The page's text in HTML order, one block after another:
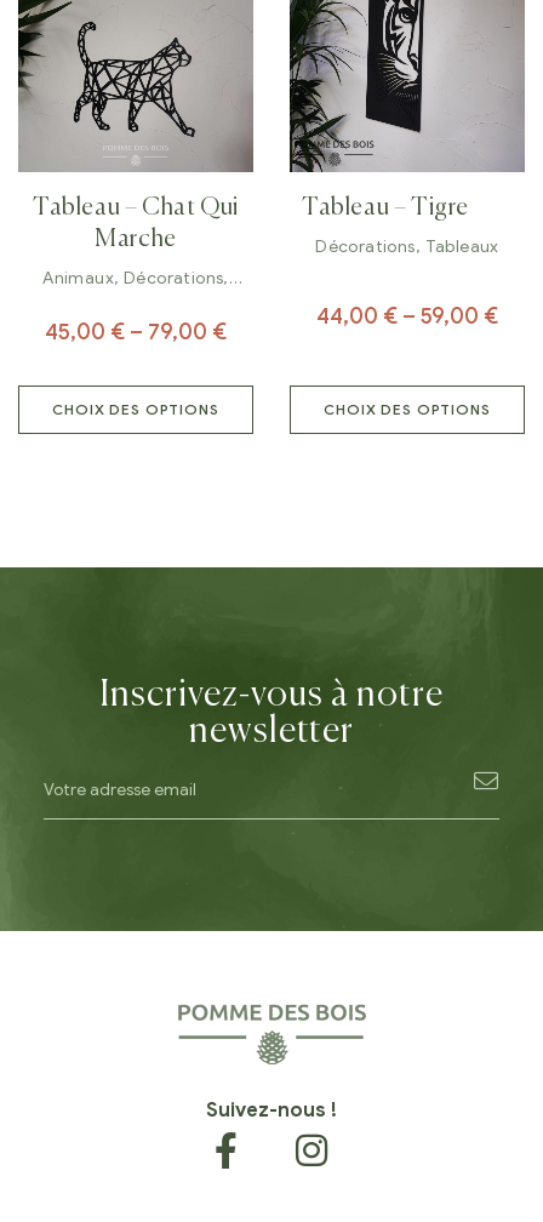
Tableau – Chat Qui
Marche
Animaux, Décorations,
45,00 € – 79,00 €
CHOIX DES OPTIONS
Tableau – Tigre
Décorations, Tableaux
44,00 € – 59,00 €
CHOIX DES OPTIONS
Inscrivez-vous à notre
newsletter
Suivez-nous !